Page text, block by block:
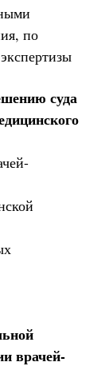
по
суда
врачей-